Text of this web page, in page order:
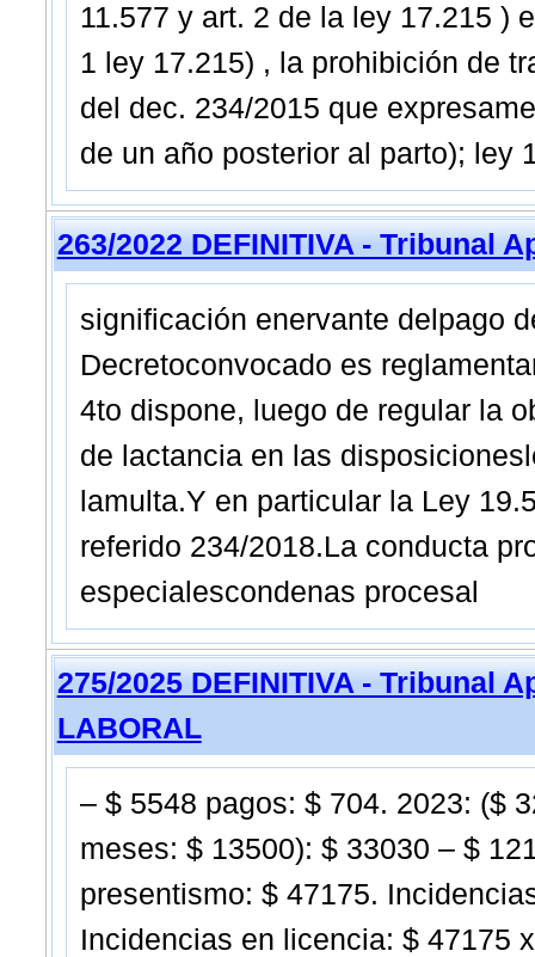
11.577 y art. 2 de la ley 17.215 )
1 ley 17.215) , la prohibición de
del dec. 234/2015 que
de un año posterior al parto); ley
263/2022 DEFINITIVA - Tribunal
significación enervante delpago
Decretoconvocado es
4to dispone, luego de regular la
de lactancia en las
lamulta.Y en particular la Ley
referido 234/2018.La conducta
especialescondenas procesal
275/2025 DEFINITIVA - Tribunal
LABORAL
– $ 5548 pagos: $ 704. 2023: ($
meses: $ 13500): $ 33030 – $
presentismo: $ 47175.
Incidencias en licencia: $ 47175